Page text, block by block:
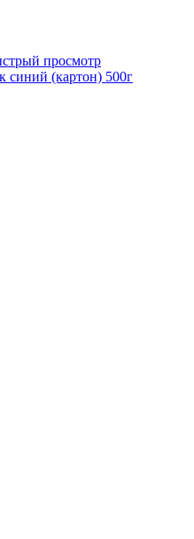
просмотр
(картон) 500г